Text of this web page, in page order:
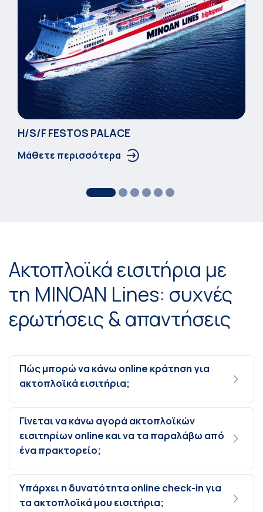
Η/S/F FESTOS PALACΕ
Μάθετε περισσότερα
Ακτοπλοϊκά εισιτήρια με
τη MINOAN Lines: συχνές
ερωτήσεις & απαντήσεις
Πώς μπορώ να κάνω online κράτηση για
ακτοπλοϊκά εισιτήρια;
Γίνεται να κάνω αγορά ακτοπλοϊκών
εισιτηρίων online και να τα παραλάβω από
ένα πρακτορείο;
Υπάρχει η δυνατότητα online check-in για
τα ακτοπλοϊκά μου εισιτήρια;